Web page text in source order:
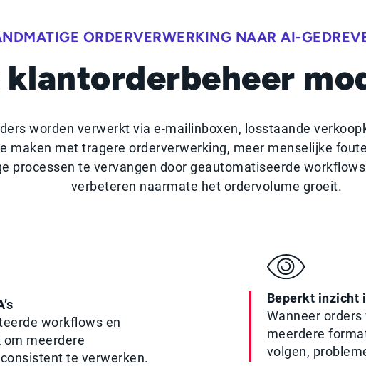
ORDERVERWERKING NAAR AI-
klantorderbeheer
worden verwerkt via e-mailinboxen, losstaande
maken met tragere orderverwerking, meer menselijke
processen te vervangen door geautomatiseerde
verbeteren naarmate het ordervolume groeit.
workflows en
meerdere
te verwerken.
Beperkt inzicht
Wanneer
meerdere
volgen,